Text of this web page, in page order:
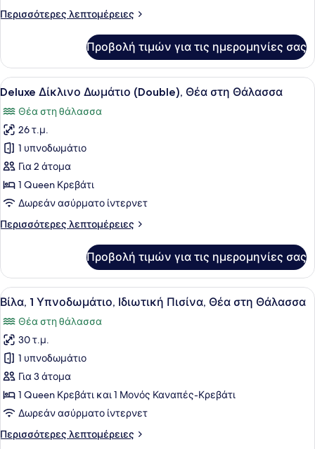
Περισσότερες λεπτομέρειες
Περισσότερες
Δίκλινο
Δωμάτιο
(Double)
Προβολή τιμών για τις ημερομηνίες σας
Προβολή
όλων
των
φωτογραφιών
για
Deluxe
Δίκλινο
Δωμάτιο
(Double),
Θέα
Ένα δωμάτιο ξενοδοχείου με ένα
7
Deluxe Δίκλινο Δωμάτιο (Double), Θέα στη Θάλασσα
Θέα στη θάλασσα
26 τ.μ.
1 υπνοδωμάτιο
Για 2 άτομα
1 Queen Κρεβάτι
Δωρεάν ασύρματο ίντερνετ
Περισσότερες λεπτομέρειες
Περισσότερες
Δίκλινο
Δωμάτιο
(Double),
στη
Θάλασσα
Προβολή τιμών για τις ημερομηνίες σας
Προβολή
όλων
των
φωτογραφιών
για
Βίλα,
1
Υπνοδωμάτιο,
Ιδιωτική
Πισίνα,
Ένας χώρος δίπλα στην πισίνα με
13
Βίλα, 1 Υπνοδωμάτιο, Ιδιωτική Πισίνα, Θέα στη Θάλασσα
Θέα στη θάλασσα
30 τ.μ.
1 υπνοδωμάτιο
Για 3 άτομα
1 Queen Κρεβάτι και 1 Μονός Καναπές-Κρεβάτι
Δωρεάν ασύρματο ίντερνετ
Περισσότερες λεπτομέρειες
Περισσότερες